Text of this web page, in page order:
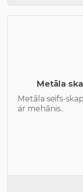
Metāla
Metāla seifs-
ar mehānis..